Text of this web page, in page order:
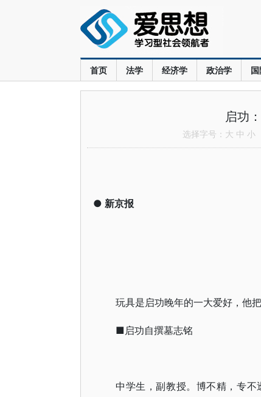
首页 法学 经济学 政治学
启功
选择字号： 大 中 小
● 新京报
玩具是启功晚年的一大爱好，他
■启功自撰墓志铭
中学生，副教授。博不精，专